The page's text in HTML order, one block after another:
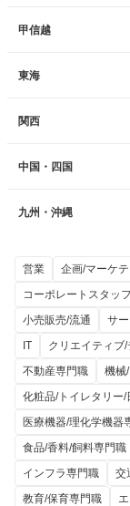
甲信越
東海
関西
中国・四国
九州・沖縄
営業
企画/マーケ
コーポレートスタッフ
小売販売/流通
サ
IT
クリエイティブ
不動産専門職
機械
化粧品/トイレタリー
医療機器/理化学機器
食品/香料/飼料専門職
インフラ専門職
交
教育/保育専門職